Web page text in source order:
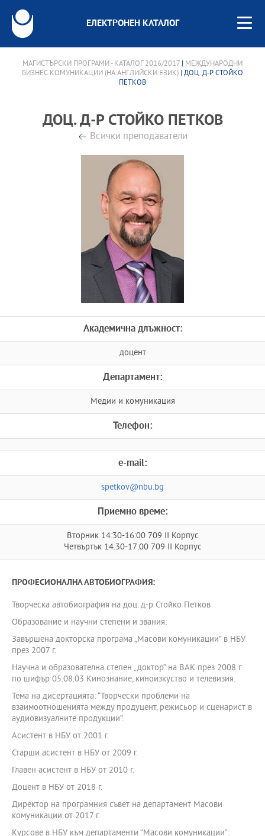
ЕЛЕКТРОНЕН КАТАЛОГ
МАГИСТЪРСКИ ПРОГРАМИ - КАТАЛОГ 2016/2017
МЕЖДУНАРОДНИ
БИЗНЕС КОМУНИКАЦИИ (НА АНГЛИЙСКИ ЕЗИК) | ДОЦ. Д-Р СТОЙКО
ПЕТКОВ
ДОЦ. Д-Р СТОЙКО ПЕТКОВ
Всички преподаватели
Академична длъжност:
доцент
Департамент:
Медии и комуникация
Телефон:
e-mail:
spetkov@nbu.bg
Приемно време:
Вторник 14:30-16:00 709 II Корпус
Четвъртък 14:30-17:00 709 II Корпус
ПРОФЕСИОНАЛНА АВТОБИОГРАФИЯ:
Творческа автобиография на доц. д-р Стойко Петков
Образование и научни степени и звания:
Завършена докторска програма „Масови комуникации” в НБУ
през 2007 г.
Научна и образователна степен „доктор” на ВАК през 2008 г.
по шифър 05.08.03 Кинознание, киноизкуство и телевизия.
Тема на дисертацията: “Творчески проблеми на
взаимоотношенията между продуцент, режисьор и сценарист в
аудиовизуалните продукции”.
Асистент в НБУ от 2001 г.
Старши асистент в НБУ от 2009 г.
Главен асистент в НБУ от 2010 г.
Доцент в НБУ от 2018 г.
Директор на програмния съвет на департамент Масови
комуникации от 2017 г.
Курсове в НБУ към департаменти “Масови комуникации”: